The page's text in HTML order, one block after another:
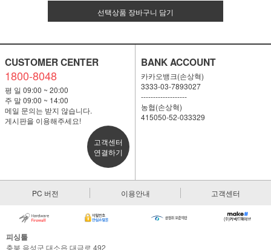
선택상품 장바구니 담기
CUSTOMER CENTER
1800-8048
평 일 09:00 ~ 20:00
주 말 09:00 ~ 14:00
메일 문의는 받지 않습니다.
게시판을 이용해주세요!
고객센터
연결하기
BANK ACCOUNT
카카오뱅크(손상혁)
3333-03-7893027
-------------------
농협(손상혁)
415050-52-033329
PC 버전 이용안내 고객센터
피싱툴
충북 음성군 대소읍 대금로 492